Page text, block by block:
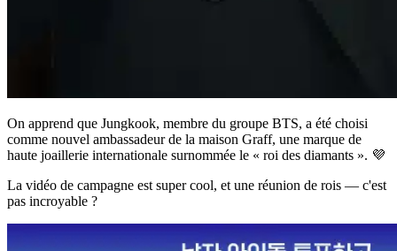
On apprend que Jungkook, membre du groupe BTS, a été choisi
comme nouvel ambassadeur de la maison Graff, une marque de
haute joaillerie internationale surnommée le « roi des diamants ». 💜
La vidéo de campagne est super cool, et une réunion de rois — c'est
pas incroyable ?